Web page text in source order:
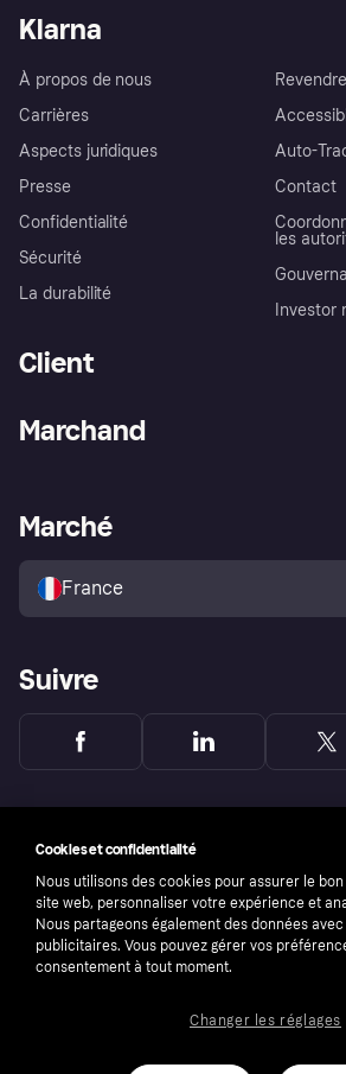
Klarna
À propos de nous
Carrières
Aspects juridiques
Presse
Confidentialité
Sécurité
La durabilité
Revendre
Auto-
Contact
les
Investor
Client
Explorez les magasins
Politique de protection de
l’acheteur Klarna
Marchand
Portail Marchand
Marché
France
Suivre
number: 556737-0431
Cookies et confidentialité
Nous utilisons des cookies pour assurer le
site web, personnaliser votre expérience et
Nous partageons également des données
publicitaires. Vous pouvez gérer vos
consentement à tout moment.
Changer les réglages